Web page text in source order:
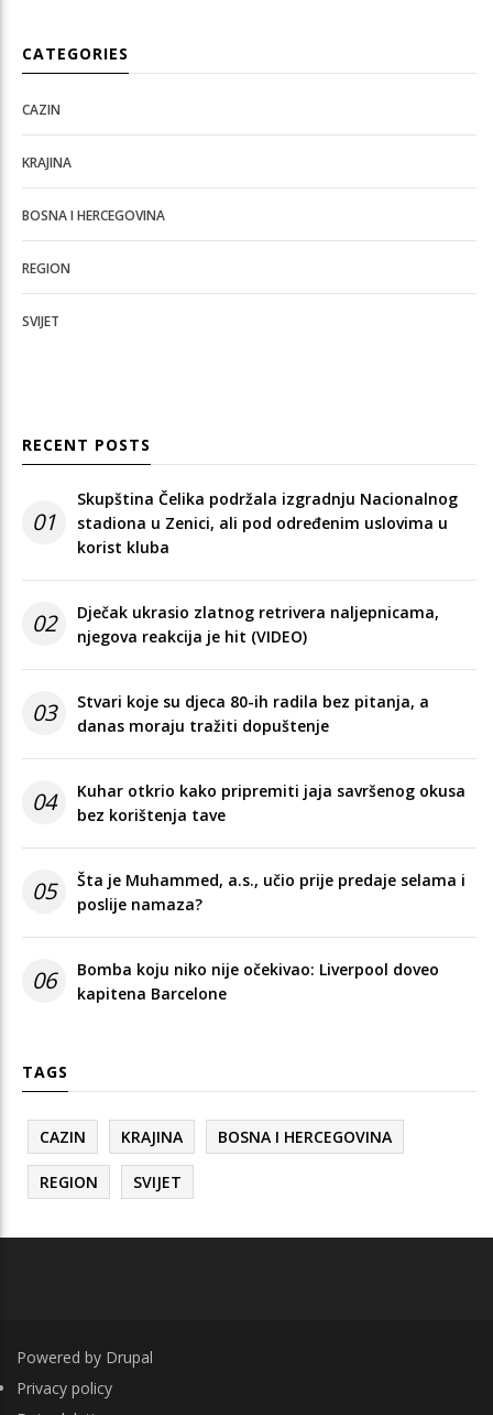
CATEGORIES
CAZIN
KRAJINA
BOSNA I HERCEGOVINA
REGION
SVIJET
RECENT POSTS
01
Skupština Čelika podržala izgradnju Nacionalnog
stadiona u Zenici, ali pod određenim uslovima u
korist kluba
02
Dječak ukrasio zlatnog retrivera naljepnicama,
njegova reakcija je hit (VIDEO)
03
Stvari koje su djeca 80-ih radila bez pitanja, a
danas moraju tražiti dopuštenje
04
Kuhar otkrio kako pripremiti jaja savršenog okusa
bez korištenja tave
05
Šta je Muhammed, a.s., učio prije predaje selama i
poslije namaza?
06
Bomba koju niko nije očekivao: Liverpool doveo
kapitena Barcelone
TAGS
CAZIN KRAJINA BOSNA I HERCEGOVINA
REGION SVIJET
Powered by Drupal
FOOTER
Privacy policy